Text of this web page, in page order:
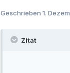
Geschrieben 1.
Zitat